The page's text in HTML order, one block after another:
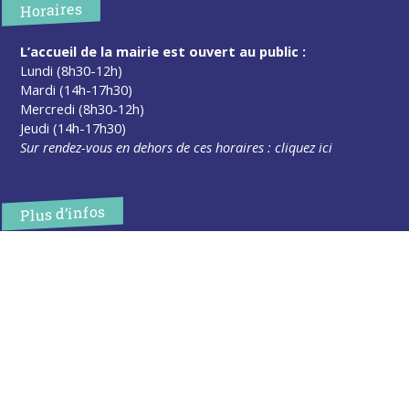
Horaires
L’accueil de la mairie est ouvert au public :
Lundi (8h30-12h)
Mardi (14h-17h30)
Mercredi (8h30-12h)
Jeudi (14h-17h30)
Sur rendez-vous en dehors de ces horaires :cliquez ici
Plus d’infos